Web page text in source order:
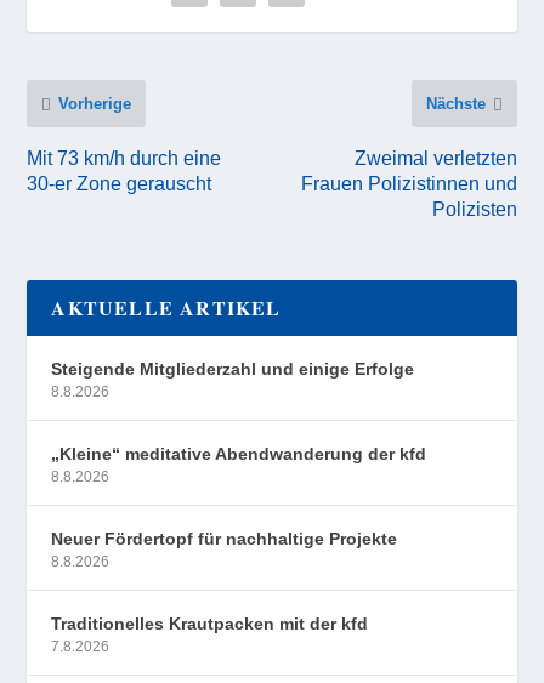
Vorherige
Mit 73 km/h durch eine
30-er Zone gerauscht
Nächste
Zweimal verletzten
Frauen Polizistinnen und
Polizisten
AKTUELLE ARTIKEL
Steigende Mitgliederzahl und einige Erfolge
8.8.2026
„Kleine“ meditative Abendwanderung der kfd
8.8.2026
Neuer Fördertopf für nachhaltige Projekte
8.8.2026
Traditionelles Krautpacken mit der kfd
7.8.2026